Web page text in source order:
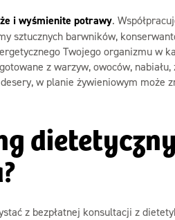
i wyśmienite potrawy.
sztucznych barwników,
Twojego organizmu w
z warzyw, owoców, nabiału,
w planie żywieniowym może
z bezpłatnej konsultacji z